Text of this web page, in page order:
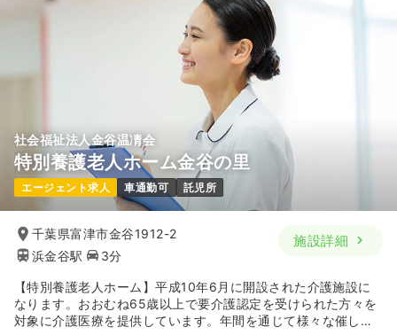
社会福祉法人金谷温凊会
特別養護老人ホーム金谷の里
エージェント求人 車通勤可 託児所
千葉県富津市金谷1912-2
浜金谷駅
3分
施設詳細
【特別養護老人ホーム】平成10年6月に開設された介護施設に
なります。おおむね65歳以上で要介護認定を受けられた方々を
対象に介護医療を提供しています。年間を通じて様々な催し物